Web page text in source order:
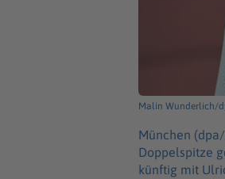
Malin Wunderlich/
München
Doppelspitze
künftig mit